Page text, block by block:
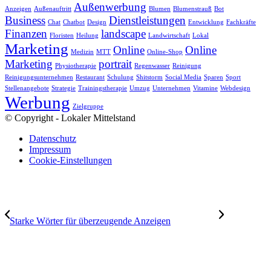
Anzeigen Außenauftritt Außenwerbung Blumen Blumenstrauß Bot
Business Chat Chatbot Design Dienstleistungen Entwicklung Fachkräfte
Finanzen Floristen Heilung landscape Landwirtschaft Lokal
Marketing Medizin MTT Online Online-Shop Online
Marketing Physiotherapie portrait Regenwasser Reinigung
Reinigungsunternehmen Restaurant Schulung Shitstorm Social Media Sparen Sport
Stellenangebote Strategie Trainingstherapie Umzug Unternehmen Vitamine Webdesign
Werbung Zielgruppe
© Copyright - Lokaler Mittelstand
Datenschutz
Impressum
Cookie-Einstellungen
Starke Wörter für überzeugende Anzeigen